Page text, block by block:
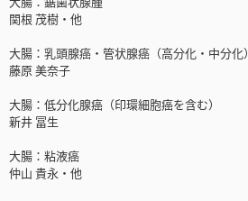
関根 茂樹・他
大腸：乳頭腺癌・管状腺癌（高分化・中分化）
藤原 美奈子
大腸：低分化腺癌（印環細胞癌を含む）
新井 冨生
大腸：粘液癌
仲山 貴永・他